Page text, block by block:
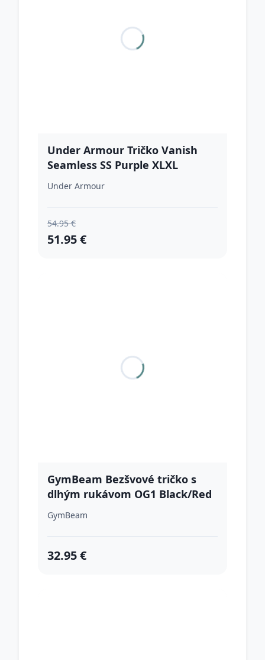
Under Armour Tričko Vanish
Seamless SS Purple XLXL
Under Armour
54.95 €
51.95 €
GymBeam Bezšvové tričko s
dlhým rukávom OG1 Black/Red
L
GymBeam
32.95 €